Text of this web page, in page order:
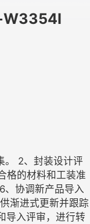
W3354I
。 2、封装设计评
格的材料和工装准
、协调新产品导入
渐进式更新并跟踪
导入评审，进行转